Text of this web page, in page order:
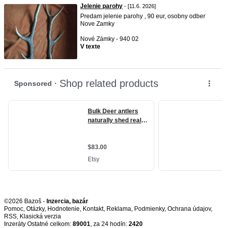
Jelenie parohy - [11.6. 2026]
Predam jelenie parohy , 90 eur, osobny odber
Nove Zamky
Nové Zámky - 940 02
V texte
©2026 Bazoš - Inzercia, bazár
Pomoc, Otázky, Hodnotenie, Kontakt, Reklama, Podmienky, Ochrana údajov,
RSS,
Inzeráty Ostatné celkom: 89001, za 24 hodín: 2420